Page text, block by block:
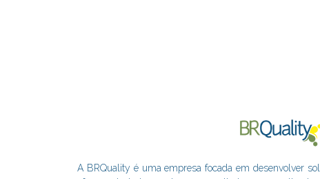
A BRQuality é uma empresa focada em desenvolver